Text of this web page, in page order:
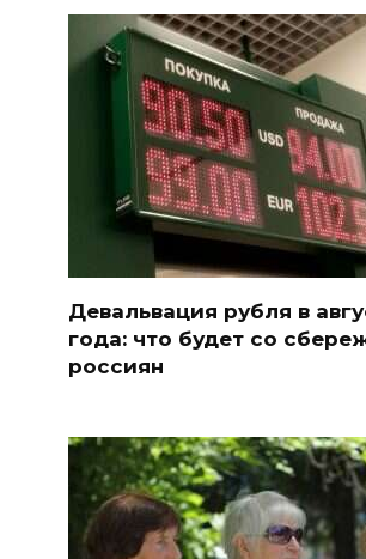
Девальвация рубля в
года: что будет со
россиян